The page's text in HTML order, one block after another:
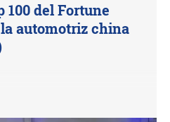
100 del Fortune
automotriz china